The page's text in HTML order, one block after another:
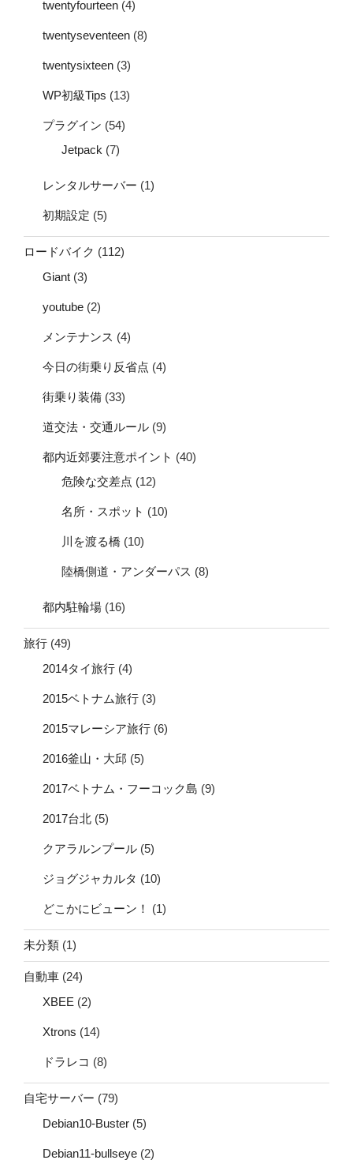
twentyfourteen (4)
twentyseventeen (8)
twentysixteen (3)
WP初級Tips (13)
プラグイン (54)
Jetpack (7)
レンタルサーバー (1)
初期設定 (5)
ロードバイク (112)
Giant (3)
youtube (2)
メンテナンス (4)
今日の街乗り反省点 (4)
街乗り装備 (33)
道交法・交通ルール (9)
都内近郊要注意ポイント (40)
危険な交差点 (12)
名所・スポット (10)
川を渡る橋 (10)
陸橋側道・アンダーパス (8)
都内駐輪場 (16)
旅行 (49)
2014タイ旅行 (4)
2015ベトナム旅行 (3)
2015マレーシア旅行 (6)
2016釜山・大邱 (5)
2017ベトナム・フーコック島 (9)
2017台北 (5)
クアラルンプール (5)
ジョグジャカルタ (10)
どこかにビューン！ (1)
未分類 (1)
自動車 (24)
XBEE (2)
Xtrons (14)
ドラレコ (8)
自宅サーバー (79)
Debian10-Buster (5)
Debian11-bullseye (2)